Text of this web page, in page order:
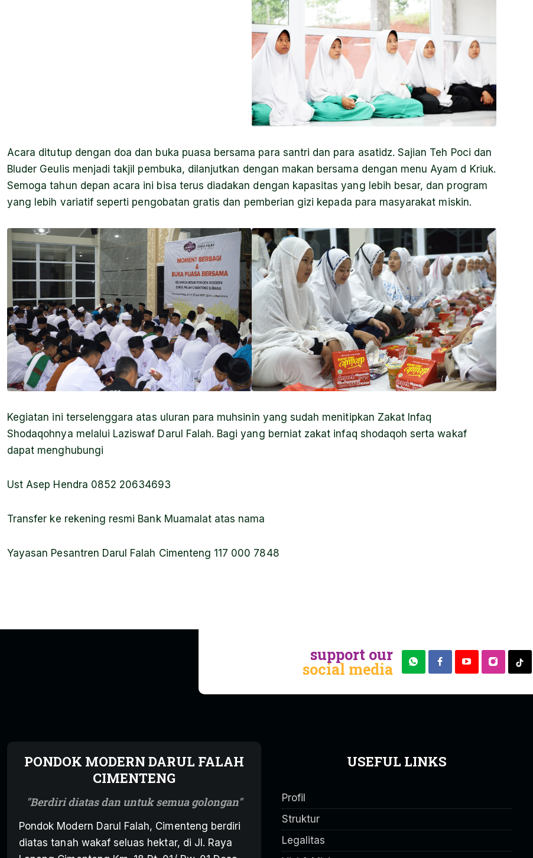
Acara ditutup dengan doa dan buka puasa bersama para santri dan para asatidz. Sajian Teh Poci dan
Bluder Geulis menjadi takjil pembuka, dilanjutkan dengan makan bersama dengan menu Ayam d Kriuk.
Semoga tahun depan acara ini bisa terus diadakan dengan kapasitas yang lebih besar, dan program
yang lebih variatif seperti pengobatan gratis dan pemberian gizi kepada para masyarakat miskin.
Kegiatan ini terselenggara atas uluran para muhsinin yang sudah menitipkan Zakat Infaq
Shodaqohnya melalui Laziswaf Darul Falah. Bagi yang berniat zakat infaq shodaqoh serta wakaf
dapat menghubungi
Ust Asep Hendra 0852 20634693
Transfer ke rekening resmi Bank Muamalat atas nama
Yayasan Pesantren Darul Falah Cimenteng 117 000 7848
support our
social media
PONDOK MODERN DARUL FALAH
CIMENTENG
Berdiri diatas dan untuk semua golongan
Pondok Modern Darul Falah, Cimenteng berdiri
diatas tanah wakaf seluas hektar, di Jl. Raya
USEFUL LINKS
Profil
Struktur
Legalitas